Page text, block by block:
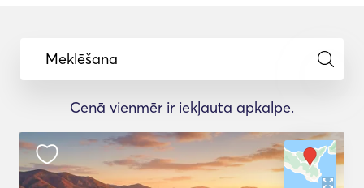
Meklēšana
Cenā vienmēr ir iekļauta apkalpe.